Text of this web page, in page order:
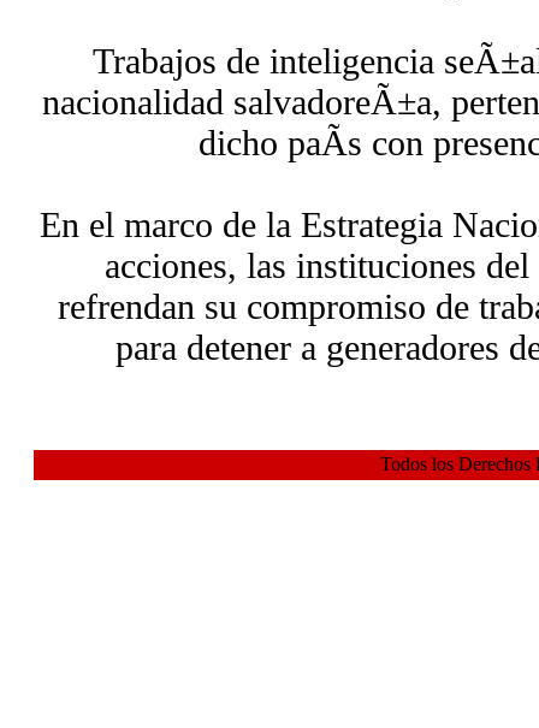
Trabajos de inteligencia
nacionalidad salvadoreÃ±a,
dicho paÃ­s con
En el marco de la Estrategia
acciones, las instituciones
refrendan su compromiso de
para detener a generadores
Todos los Derechos